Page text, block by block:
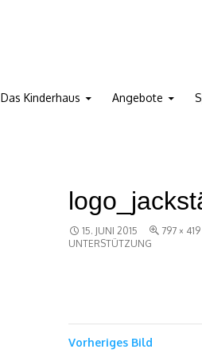
Das Kinderhaus Angebote
15. JUNI 2015 797 × 419
UNTERSTÜTZUNG
Vorheriges Bild